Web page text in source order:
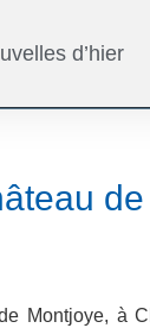
d’hier
Montjoye, à